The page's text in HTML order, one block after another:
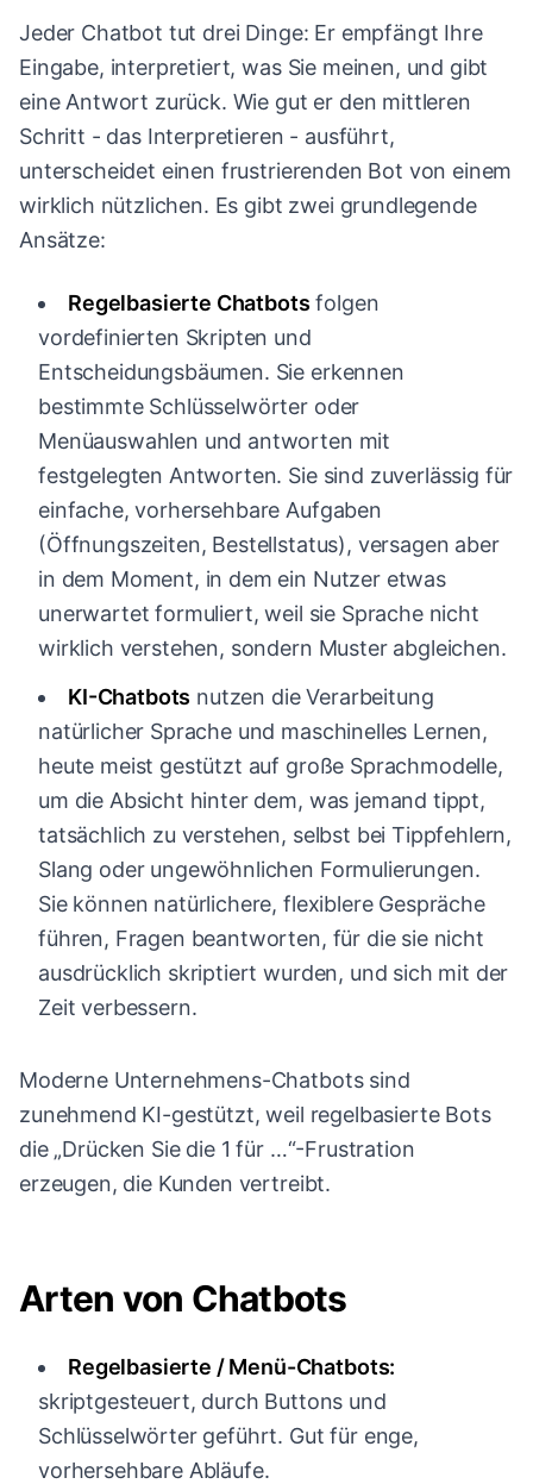
Jeder Chatbot tut drei Dinge: Er empfängt Ihre
Eingabe, interpretiert, was Sie meinen, und gibt
eine Antwort zurück. Wie gut er den mittleren
Schritt - das Interpretieren - ausführt,
unterscheidet einen frustrierenden Bot von einem
wirklich nützlichen. Es gibt zwei grundlegende
Ansätze:
Regelbasierte Chatbots folgen
vordefinierten Skripten und
Entscheidungsbäumen. Sie erkennen
bestimmte Schlüsselwörter oder
Menüauswahlen und antworten mit
festgelegten Antworten. Sie sind zuverlässig für
einfache, vorhersehbare Aufgaben
(Öffnungszeiten, Bestellstatus), versagen aber
in dem Moment, in dem ein Nutzer etwas
unerwartet formuliert, weil sie Sprache nicht
wirklich verstehen, sondern Muster abgleichen.
KI-Chatbots nutzen die Verarbeitung
natürlicher Sprache und maschinelles Lernen,
heute meist gestützt auf große Sprachmodelle,
um die Absicht hinter dem, was jemand tippt,
tatsächlich zu verstehen, selbst bei Tippfehlern,
Slang oder ungewöhnlichen Formulierungen.
Sie können natürlichere, flexiblere Gespräche
führen, Fragen beantworten, für die sie nicht
ausdrücklich skriptiert wurden, und sich mit der
Zeit verbessern.
Moderne Unternehmens-Chatbots sind
zunehmend KI-gestützt, weil regelbasierte Bots
die „Drücken Sie die 1 für …“-Frustration
erzeugen, die Kunden vertreibt.
Arten von Chatbots
Regelbasierte / Menü-Chatbots:
skriptgesteuert, durch Buttons und
Schlüsselwörter geführt. Gut für enge,
vorhersehbare Abläufe.